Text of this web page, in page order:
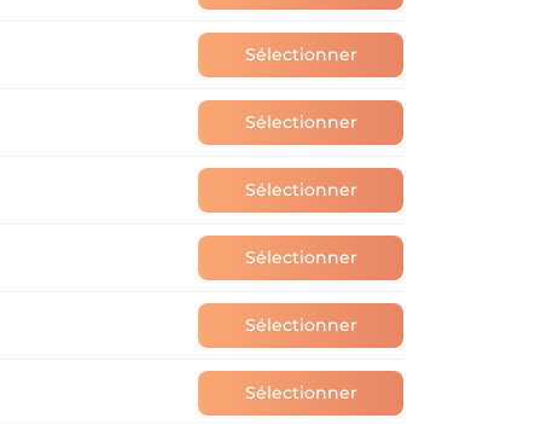
Sélectionner
Sélectionner
Sélectionner
Sélectionner
Sélectionner
Sélectionner